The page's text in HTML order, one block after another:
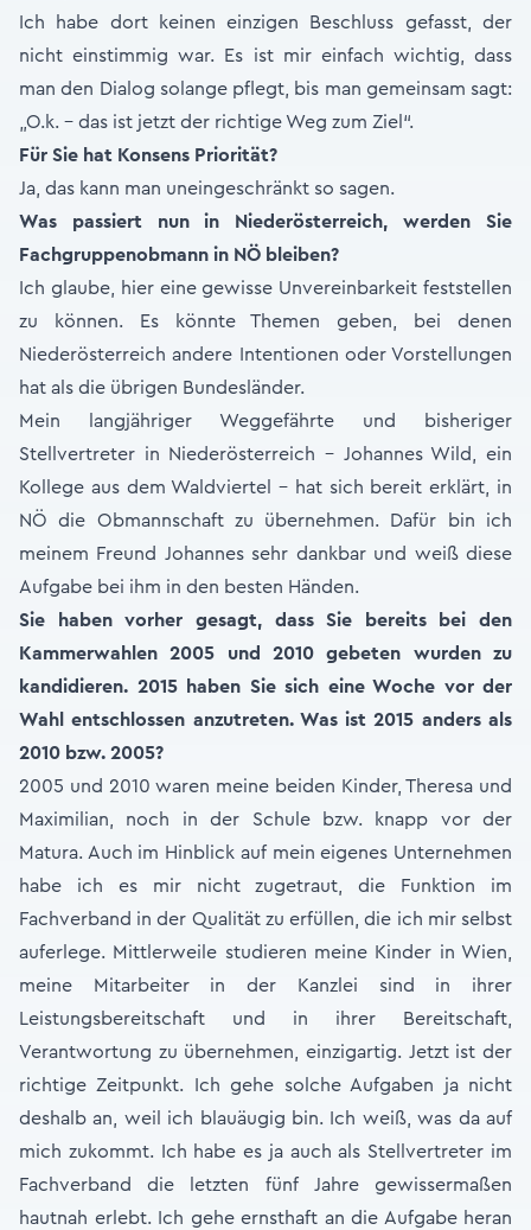
Ich habe dort keinen einzigen Beschluss gefasst, der
nicht einstimmig war. Es ist mir einfach wichtig, dass
man den Dialog solange pflegt, bis man gemeinsam sagt:
„O.k. - das ist jetzt der richtige Weg zum Ziel“.
Für Sie hat Konsens Priorität?
Ja, das kann man uneingeschränkt so sagen.
Was passiert nun in Niederösterreich, werden Sie
Fachgruppenobmann in NÖ bleiben?
Ich glaube, hier eine gewisse Unvereinbarkeit feststellen
zu können. Es könnte Themen geben, bei denen
Niederösterreich andere Intentionen oder Vorstellungen
hat als die übrigen Bundesländer.
Mein langjähriger Weggefährte und bisheriger
Stellvertreter in Niederösterreich – Johannes Wild, ein
Kollege aus dem Waldviertel – hat sich bereit erklärt, in
NÖ die Obmannschaft zu übernehmen. Dafür bin ich
meinem Freund Johannes sehr dankbar und weiß diese
Aufgabe bei ihm in den besten Händen.
Sie haben vorher gesagt, dass Sie bereits bei den
Kammerwahlen 2005 und 2010 gebeten wurden zu
kandidieren. 2015 haben Sie sich eine Woche vor der
Wahl entschlossen anzutreten. Was ist 2015 anders als
2010 bzw. 2005?
2005 und 2010 waren meine beiden Kinder, Theresa und
Maximilian, noch in der Schule bzw. knapp vor der
Matura. Auch im Hinblick auf mein eigenes Unternehmen
habe ich es mir nicht zugetraut, die Funktion im
Fachverband in der Qualität zu erfüllen, die ich mir selbst
auferlege. Mittlerweile studieren meine Kinder in Wien,
meine Mitarbeiter in der Kanzlei sind in ihrer
Leistungsbereitschaft und in ihrer Bereitschaft,
Verantwortung zu übernehmen, einzigartig. Jetzt ist der
richtige Zeitpunkt. Ich gehe solche Aufgaben ja nicht
deshalb an, weil ich blauäugig bin. Ich weiß, was da auf
mich zukommt. Ich habe es ja auch als Stellvertreter im
Fachverband die letzten fünf Jahre gewissermaßen
hautnah erlebt. Ich gehe ernsthaft an die Aufgabe heran